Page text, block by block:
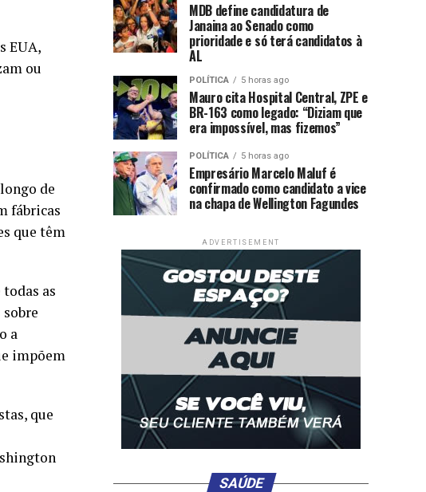
EUA,
ou
de
fábricas
que têm
as
a
impõem
que
MDB define candidatura de
Janaina ao Senado como
prioridade e só terá candidatos à
AL
POLÍTICA 5 horas ago
Mauro cita Hospital Central, ZPE e
BR-163 como legado: “Diziam que
era impossível, mas fizemos”
POLÍTICA 5 horas ago
Empresário Marcelo Maluf é
confirmado como candidato a vice
na chapa de Wellington Fagundes
ADVERTISEMENT
SAÚDE